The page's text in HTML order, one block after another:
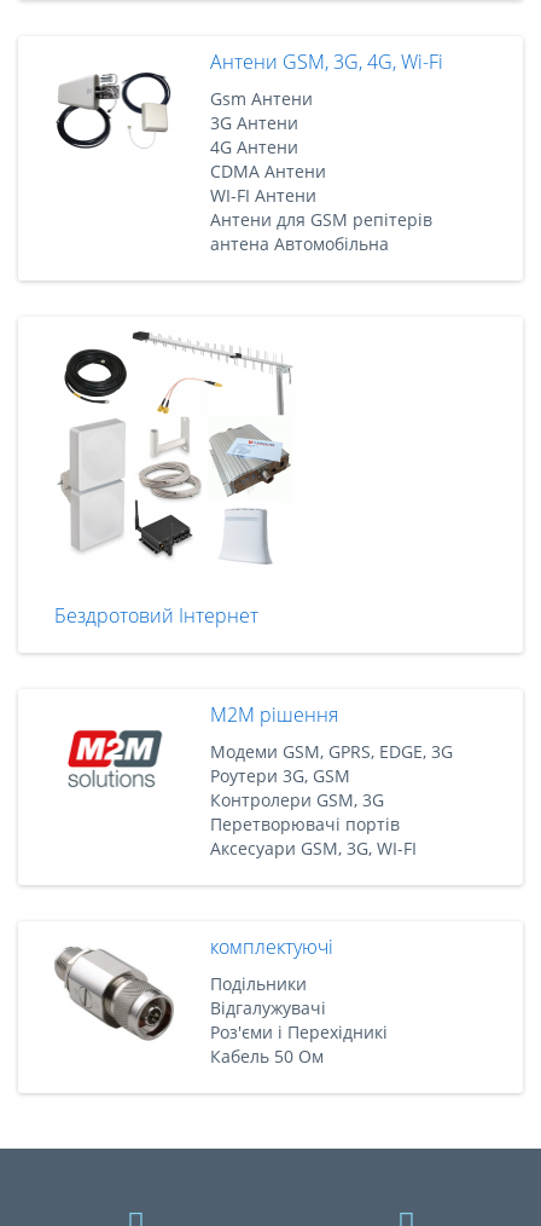
Антени GSM, 3G, 4G, Wi-Fi
Gsm Антени
3G Антени
4G Антени
CDMA Антени
WI-FI Антени
Антени для GSM репітерів
антена Автомобільна
Бездротовий Інтернет
M2M рішення
Модеми GSM, GPRS, EDGE, 3G
Роутери 3G, GSM
Контролери GSM, 3G
Перетворювачі портів
Аксесуари GSM, 3G, WI-FI
комплектуючі
Подільники
Відгалужувачі
Роз'єми і Перехідникі
Кабель 50 Ом